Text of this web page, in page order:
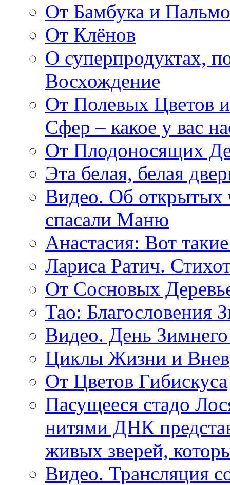
От Бамбука и
От Клёнов
О суперпродуктах,
Восхождение
От Полевых Цветов
Сфер – какое у вас
От Плодоносящих
Эта белая, белая
Видео. Об открытых
спасали Маню
Анастасия: Вот
Лариса Ратич.
От Сосновых
Тао: Благословения
Видео. День
Циклы Жизни и
От Цветов Гибискуса
Пасущееся стадо
нитями ДНК
живых зверей,
Видео. Трансляция